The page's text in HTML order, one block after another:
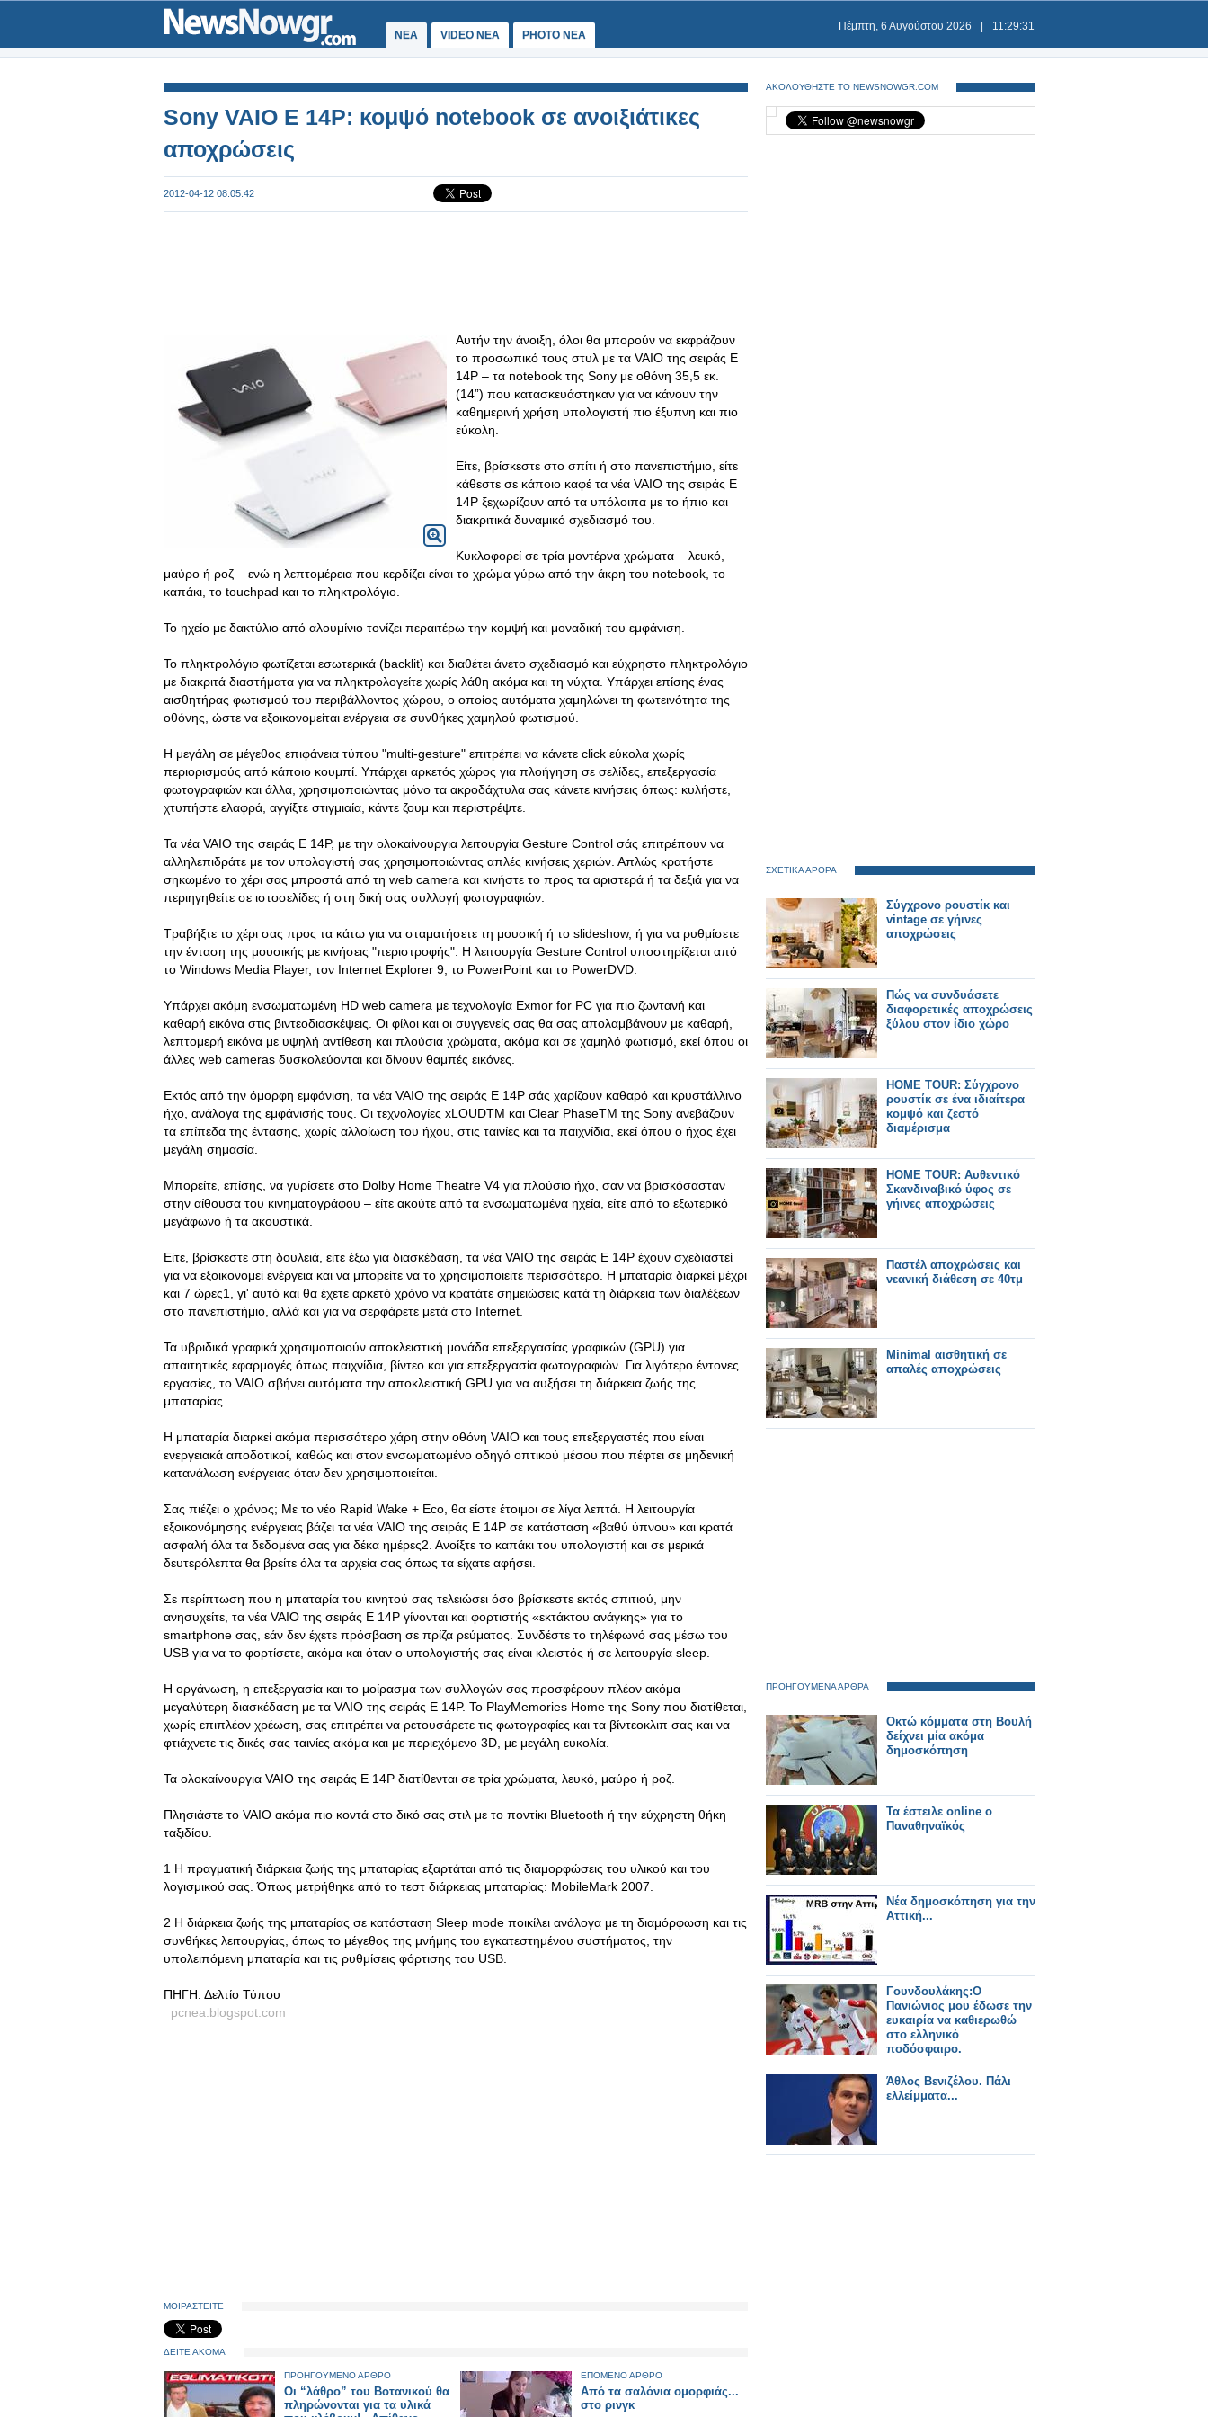
ΝΕΑ VIDEO NEA PHOTO NEA
Πέμπτη, 6 Αυγούστου 2026 11:29:32
Sony VAIO E 14P: κομψό notebook σε ανοιξιάτικες
αποχρώσεις
2012-04-12 08:05:42
Αυτήν την άνοιξη, όλοι θα μπορούν να εκφράζουν
το προσωπικό τους στυλ με τα VAIO της σειράς E
14P – τα notebook της Sony με οθόνη 35,5 εκ.
(14”) που κατασκευάστηκαν για να κάνουν την
καθημερινή χρήση υπολογιστή πιο έξυπνη και πιο
εύκολη.
Είτε, βρίσκεστε στο σπίτι ή στο πανεπιστήμιο, είτε
κάθεστε σε κάποιο καφέ τα νέα VAIO της σειράς E
14P ξεχωρίζουν από τα υπόλοιπα με το ήπιο και
διακριτικά δυναμικό σχεδιασμό του.
Κυκλοφορεί σε τρία μοντέρνα χρώματα – λευκό,
μαύρο ή ροζ – ενώ η λεπτομέρεια που κερδίζει είναι το χρώμα γύρω από την άκρη του notebook, το
καπάκι, το touchpad και το πληκτρολόγιο.
Το ηχείο με δακτύλιο από αλουμίνιο τονίζει περαιτέρω την κομψή και μοναδική του εμφάνιση.
Το πληκτρολόγιο φωτίζεται εσωτερικά (backlit) και διαθέτει άνετο σχεδιασμό και εύχρηστο πληκτρολόγιο
με διακριτά διαστήματα για να πληκτρολογείτε χωρίς λάθη ακόμα και τη νύχτα. Υπάρχει επίσης ένας
αισθητήρας φωτισμού του περιβάλλοντος χώρου, ο οποίος αυτόματα χαμηλώνει τη φωτεινότητα της
οθόνης, ώστε να εξοικονομείται ενέργεια σε συνθήκες χαμηλού φωτισμού.
Η μεγάλη σε μέγεθος επιφάνεια τύπου "multi-gesture" επιτρέπει να κάνετε click εύκολα χωρίς
περιορισμούς από κάποιο κουμπί. Υπάρχει αρκετός χώρος για πλοήγηση σε σελίδες, επεξεργασία
φωτογραφιών και άλλα, χρησιμοποιώντας μόνο τα ακροδάχτυλα σας κάνετε κινήσεις όπως: κυλήστε,
χτυπήστε ελαφρά, αγγίξτε στιγμιαία, κάντε ζουμ και περιστρέψτε.
Τα νέα VAIO της σειράς E 14P, με την ολοκαίνουργια λειτουργία Gesture Control σάς επιτρέπουν να
αλληλεπιδράτε με τον υπολογιστή σας χρησιμοποιώντας απλές κινήσεις χεριών. Απλώς κρατήστε
σηκωμένο το χέρι σας μπροστά από τη web camera και κινήστε το προς τα αριστερά ή τα δεξιά για να
περιηγηθείτε σε ιστοσελίδες ή στη δική σας συλλογή φωτογραφιών.
Τραβήξτε το χέρι σας προς τα κάτω για να σταματήσετε τη μουσική ή το slideshow, ή για να ρυθμίσετε
την ένταση της μουσικής με κινήσεις "περιστροφής". Η λειτουργία Gesture Control υποστηρίζεται από
το Windows Media Player, τον Internet Explorer 9, το PowerPoint και το PowerDVD.
Υπάρχει ακόμη ενσωματωμένη HD web camera με τεχνολογία Exmor for PC για πιο ζωντανή και
καθαρή εικόνα στις βιντεοδιασκέψεις. Οι φίλοι και οι συγγενείς σας θα σας απολαμβάνουν με καθαρή,
λεπτομερή εικόνα με υψηλή αντίθεση και πλούσια χρώματα, ακόμα και σε χαμηλό φωτισμό, εκεί όπου οι
άλλες web cameras δυσκολεύονται και δίνουν θαμπές εικόνες.
Εκτός από την όμορφη εμφάνιση, τα νέα VAIO της σειράς E 14P σάς χαρίζουν καθαρό και κρυστάλλινο
ήχο, ανάλογα της εμφάνισής τους. Οι τεχνολογίες xLOUDTM και Clear PhaseTM της Sony ανεβάζουν
τα επίπεδα της έντασης, χωρίς αλλοίωση του ήχου, στις ταινίες και τα παιχνίδια, εκεί όπου ο ήχος έχει
μεγάλη σημασία.
Μπορείτε, επίσης, να γυρίσετε στο Dolby Home Theatre V4 για πλούσιο ήχο, σαν να βρισκόσασταν
στην αίθουσα του κινηματογράφου – είτε ακούτε από τα ενσωματωμένα ηχεία, είτε από το εξωτερικό
μεγάφωνο ή τα ακουστικά.
Είτε, βρίσκεστε στη δουλειά, είτε έξω για διασκέδαση, τα νέα VAIO της σειράς E 14P έχουν σχεδιαστεί
για να εξοικονομεί ενέργεια και να μπορείτε να το χρησιμοποιείτε περισσότερο. Η μπαταρία διαρκεί μέχρι
και 7 ώρες1, γι' αυτό και θα έχετε αρκετό χρόνο να κρατάτε σημειώσεις κατά τη διάρκεια των διαλέξεων
στο πανεπιστήμιο, αλλά και για να σερφάρετε μετά στο Internet.
Τα υβριδικά γραφικά χρησιμοποιούν αποκλειστική μονάδα επεξεργασίας γραφικών (GPU) για
απαιτητικές εφαρμογές όπως παιχνίδια, βίντεο και για επεξεργασία φωτογραφιών. Για λιγότερο έντονες
εργασίες, το VAIO σβήνει αυτόματα την αποκλειστική GPU για να αυξήσει τη διάρκεια ζωής της
μπαταρίας.
Η μπαταρία διαρκεί ακόμα περισσότερο χάρη στην οθόνη VAIO και τους επεξεργαστές που είναι
ενεργειακά αποδοτικοί, καθώς και στον ενσωματωμένο οδηγό οπτικού μέσου που πέφτει σε μηδενική
κατανάλωση ενέργειας όταν δεν χρησιμοποιείται.
Σας πιέζει ο χρόνος; Με το νέο Rapid Wake + Eco, θα είστε έτοιμοι σε λίγα λεπτά. Η λειτουργία
εξοικονόμησης ενέργειας βάζει τα νέα VAIO της σειράς E 14P σε κατάσταση «βαθύ ύπνου» και κρατά
ασφαλή όλα τα δεδομένα σας για δέκα ημέρες2. Ανοίξτε το καπάκι του υπολογιστή και σε μερικά
δευτερόλεπτα θα βρείτε όλα τα αρχεία σας όπως τα είχατε αφήσει.
Σε περίπτωση που η μπαταρία του κινητού σας τελειώσει όσο βρίσκεστε εκτός σπιτιού, μην
ανησυχείτε, τα νέα VAIO της σειράς E 14P γίνονται και φορτιστής «εκτάκτου ανάγκης» για το
smartphone σας, εάν δεν έχετε πρόσβαση σε πρίζα ρεύματος. Συνδέστε το τηλέφωνό σας μέσω του
USB για να το φορτίσετε, ακόμα και όταν ο υπολογιστής σας είναι κλειστός ή σε λειτουργία sleep.
Η οργάνωση, η επεξεργασία και το μοίρασμα των συλλογών σας προσφέρουν πλέον ακόμα
μεγαλύτερη διασκέδαση με τα VAIO της σειράς E 14P. Το PlayMemories Home της Sony που διατίθεται,
χωρίς επιπλέον χρέωση, σας επιτρέπει να ρετουσάρετε τις φωτογραφίες και τα βίντεοκλιπ σας και να
φτιάχνετε τις δικές σας ταινίες ακόμα και με περιεχόμενο 3D, με μεγάλη ευκολία.
Τα ολοκαίνουργια VAIO της σειράς E 14P διατίθενται σε τρία χρώματα, λευκό, μαύρο ή ροζ.
Πλησιάστε το VAIO ακόμα πιο κοντά στο δικό σας στιλ με το ποντίκι Bluetooth ή την εύχρηστη θήκη
ταξιδίου.
1 Η πραγματική διάρκεια ζωής της μπαταρίας εξαρτάται από τις διαμορφώσεις του υλικού και του
λογισμικού σας. Όπως μετρήθηκε από το τεστ διάρκειας μπαταρίας: MobileMark 2007.
2 Η διάρκεια ζωής της μπαταρίας σε κατάσταση Sleep mode ποικίλει ανάλογα με τη διαμόρφωση και τις
συνθήκες λειτουργίας, όπως το μέγεθος της μνήμης του εγκατεστημένου συστήματος, την
υπολειπόμενη μπαταρία και τις ρυθμίσεις φόρτισης του USB.
ΠΗΓΗ: Δελτίο Τύπου
pcnea.blogspot.com
ΜΟΙΡΑΣΤΕΙΤΕ
ΔΕΙΤΕ ΑΚΟΜΑ
ΠΡΟΗΓΟΥΜΕΝΟ ΑΡΘΡΟ
Οι “λάθρο” του Βοτανικού θα
πληρώνονται για τα υλικά
ΕΠΟΜΕΝΟ ΑΡΘΡΟ
Από τα σαλόνια ομορφιάς...
στο ρινγκ
ΑΚΟΛΟΥΘΗΣΤΕ ΤΟ NEWSNOWGR.COM
ΣΧΕΤΙΚΑ ΑΡΘΡΑ
Σύγχρονο ρουστίκ και
vintage σε γήινες
αποχρώσεις
Πώς να συνδυάσετε
διαφορετικές αποχρώσεις
ξύλου στον ίδιο χώρο
HOME TOUR: Σύγχρονο
ρουστίκ σε ένα ιδιαίτερα
κομψό και ζεστό
διαμέρισμα
HOME TOUR: Αυθεντικό
Σκανδιναβικό ύφος σε
γήινες αποχρώσεις
Παστέλ αποχρώσεις και
νεανική διάθεση σε 40τμ
Minimal αισθητική σε
απαλές αποχρώσεις
ΠΡΟΗΓΟΥΜΕΝΑ ΑΡΘΡΑ
Οκτώ κόμματα στη Βουλή
δείχνει μία ακόμα
δημοσκόπηση
Τα έστειλε online o
Παναθηναϊκός
Nέα δημοσκόπηση για την
Αττική...
Γουνδουλάκης:Ο
Πανιώνιος μου έδωσε την
ευκαιρία να καθιερωθώ
στο ελληνικό
ποδόσφαιρο.
Άθλος Βενιζέλου. Πάλι
ελλείμματα...